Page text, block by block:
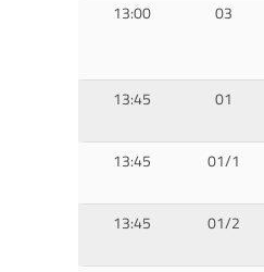
13:00 03
13:45 01
13:45 01/1
13:45 01/2